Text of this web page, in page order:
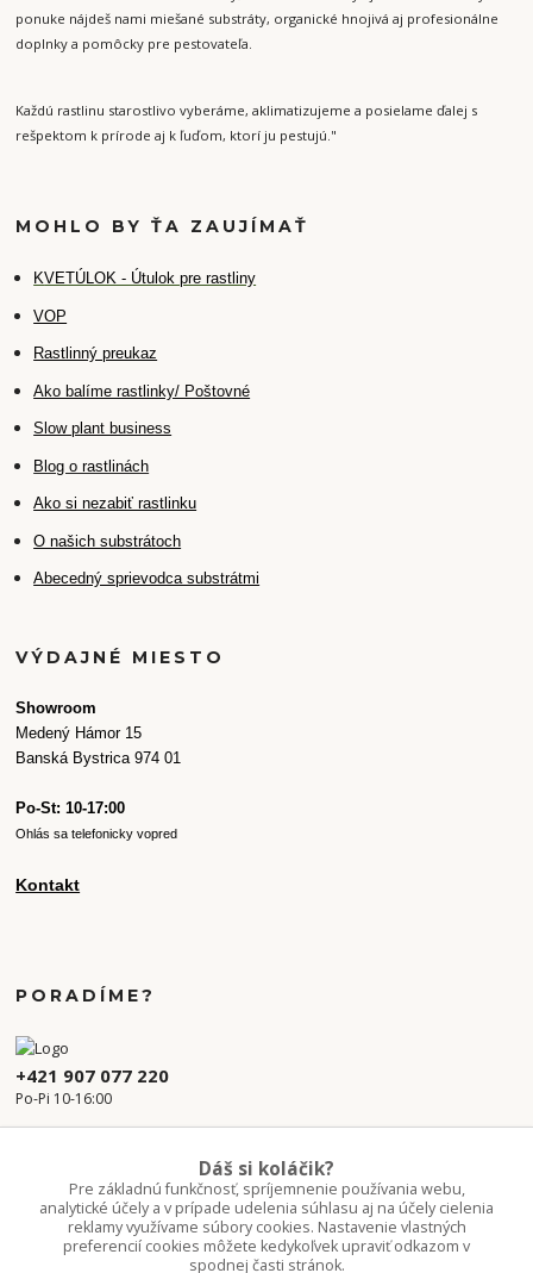
ponuke nájdeš nami miešané substráty, organické hnojivá aj profesionálne
doplnky a pomôcky pre pestovateľa.
Každú rastlinu starostlivo vyberáme, aklimatizujeme a posielame ďalej s
rešpektom k prírode aj k ľuďom, ktorí ju pestujú."
MOHLO BY ŤA ZAUJÍMAŤ
KVETÚLOK - Útulok pre rastliny
VOP
Rastlinný preukaz
Ako balíme rastlinky/ Poštovné
Slow plant business
Blog o rastlinách
Ako si nezabiť rastlinku
O našich substrátoch
Abecedný sprievodca substrátmi
VÝDAJNÉ MIESTO
Showroom
Medený Hámor 15
Banská Bystrica 974 01
Po-St: 10-17:00
Ohlás sa telefonicky vopred
Kontakt
PORADÍME?
+421 907 077 220
Po-Pi 10-16:00
Dáš si koláčik?
Pre základnú funkčnosť, spríjemnenie používania webu,
analytické účely a v prípade udelenia súhlasu aj na účely cielenia
reklamy využívame súbory cookies. Nastavenie vlastných
preferencií cookies môžete kedykoľvek upraviť odkazom v
spodnej časti stránok.